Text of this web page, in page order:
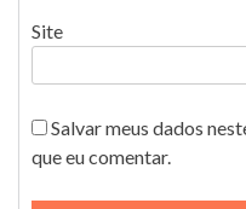
Site
Salvar meus dados
que eu comentar.